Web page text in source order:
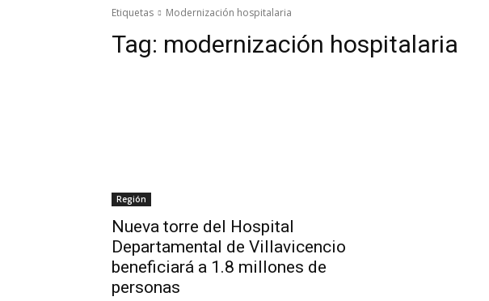
Etiquetas Modernización hospitalaria
Tag: modernización hospitalaria
Región
Nueva torre del Hospital
Departamental de Villavicencio
beneficiará a 1.8 millones de
personas